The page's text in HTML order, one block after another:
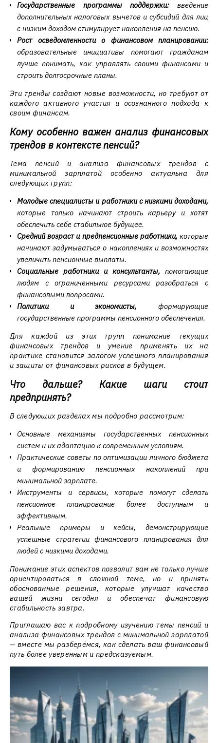
Государственные программы поддержки:введение
дополнительных налоговых вычетов и субсидий для лиц
с низким доходом стимулирует накопления на пенсию.
Рост осведомленности о финансовом планировании:
образовательные инициативы помогают гражданам
лучше понимать, как управлять своими финансами и
строить долгосрочные планы.
Эти тренды создают новые возможности, но требуют от
каждого активного участия и осознанного подхода к
своим финансам.
Кому особенно важен анализ финансовых
трендов в контексте пенсий?
Тема пенсий и анализа финансовых трендов с
минимальной зарплатой особенно актуальна для
следующих групп:
Молодые специалисты и работники с низкими доходами,
которые только начинают строить карьеру и хотят
обеспечить себе стабильное будущее.
Средний возраст и предпенсионные работники, которые
начинают задумываться о накоплениях и возможностях
увеличить пенсионные выплаты.
Социальные работники и консультанты, помогающие
людям с ограниченными ресурсами разобраться с
финансовыми вопросами.
Политики и экономисты, формирующие
государственные программы пенсионного обеспечения.
Для каждой из этих групп понимание текущих
финансовых трендов и умение применять их на
практике становится залогом успешного планирования
и защиты от финансовых рисков в будущем.
Что дальше? Какие шаги стоит
предпринять?
В следующих разделах мы подробно рассмотрим:
Основные механизмы государственных пенсионных
систем и их адаптацию к современным условиям.
Практические советы по оптимизации личного бюджета
и формированию пенсионных накоплений при
минимальной зарплате.
Инструменты и сервисы, которые помогут сделать
пенсионное планирование более доступным и
эффективным.
Реальные примеры и кейсы, демонстрирующие
успешные стратегии финансового планирования для
людей с низкими доходами.
Понимание этих аспектов позволит вам не только лучше
ориентироваться в сложной теме, но и принять
обоснованные решения, которые улучшат качество
вашей жизни сегодня и обеспечат финансовую
стабильность завтра.
Приглашаю вас к подробному изучению темы пенсий и
анализа финансовых трендов с минимальной зарплатой
— вместе мы разберёмся, как сделать ваш финансовый
путь более уверенным и предсказуемым.